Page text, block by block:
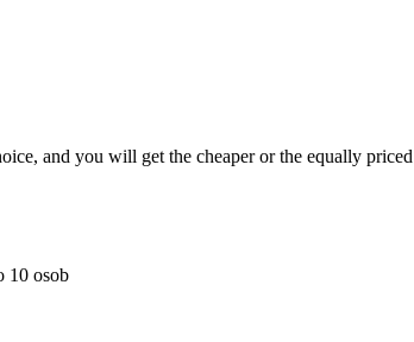
and you will get the cheaper or the equally
10 osob